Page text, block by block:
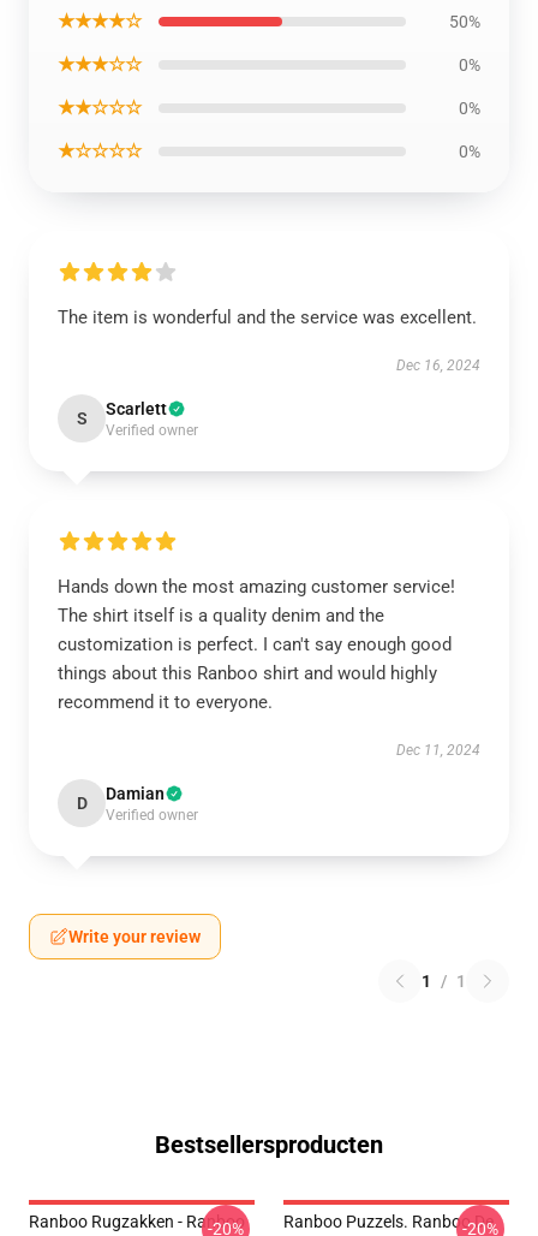
★★★★☆ 50%
★★★☆☆ 0%
★★☆☆☆ 0%
★☆☆☆☆ 0%
The item is wonderful and the service was excellent.
Dec 16, 2024
S Scarlett
Verified owner
Hands down the most amazing customer service!
The shirt itself is a quality denim and the
customization is perfect. I can't say enough good
things about this Ranboo shirt and would highly
recommend it to everyone.
Dec 11, 2024
D Damian
Verified owner
Write your review
1 / 1
Bestsellersproducten
Ranboo Rugzakken - Ranboo
-20%
Ranboo Puzzels. Ranboo De
-20%